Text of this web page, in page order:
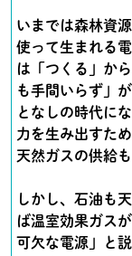
いまでは森林資
使って生まれる
は「つくる」か
も手間いらず」
となしの時代に
力を生み出すた
天然ガスの供給
しかし、石油も
ば温室効果ガス
可欠な電源」と